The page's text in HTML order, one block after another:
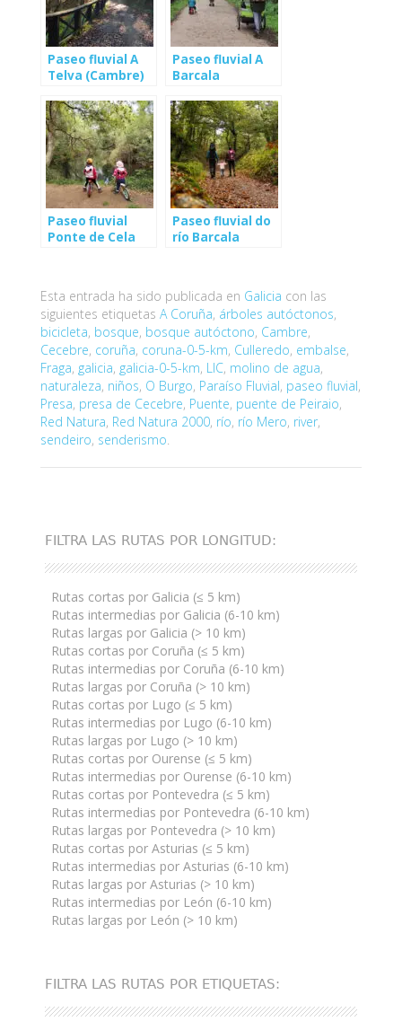
Paseo fluvial A
Telva (Cambre)
Paseo fluvial A
Barcala
Paseo fluvial
Ponte de Cela
Paseo fluvial do
río Barcala
Esta entrada ha sido publicada en Galicia con las
siguientes etiquetas A Coruña, árboles autóctonos,
bicicleta, bosque, bosque autóctono, Cambre,
Cecebre, coruña, coruna-0-5-km, Culleredo, embalse,
Fraga, galicia, galicia-0-5-km, LIC, molino de agua,
naturaleza, niños, O Burgo, Paraíso Fluvial, paseo fluvial,
Presa, presa de Cecebre, Puente, puente de Peiraio,
Red Natura, Red Natura 2000, río, río Mero, river,
sendeiro, senderismo
FILTRA LAS RUTAS POR LONGITUD:
Rutas cortas por Galicia (≤ 5 km)
Rutas intermedias por Galicia (6-10 km)
Rutas largas por Galicia (> 10 km)
Rutas cortas por Coruña (≤ 5 km)
Rutas intermedias por Coruña (6-10 km)
Rutas largas por Coruña (> 10 km)
Rutas cortas por Lugo (≤ 5 km)
Rutas intermedias por Lugo (6-10 km)
Rutas largas por Lugo (> 10 km)
Rutas cortas por Ourense (≤ 5 km)
Rutas intermedias por Ourense (6-10 km)
Rutas cortas por Pontevedra (≤ 5 km)
Rutas intermedias por Pontevedra (6-10 km)
Rutas largas por Pontevedra (> 10 km)
Rutas cortas por Asturias (≤ 5 km)
Rutas intermedias por Asturias (6-10 km)
Rutas largas por Asturias (> 10 km)
Rutas intermedias por León (6-10 km)
Rutas largas por León (> 10 km)
FILTRA LAS RUTAS POR ETIQUETAS: